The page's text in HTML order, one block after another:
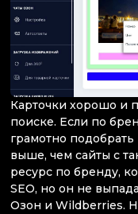
Карточки хорошо и
поиске. Если по
грамотно подобрать
выше, чем сайты с
ресурс по бренду,
SEO, но он не
Озон и Wildberries.